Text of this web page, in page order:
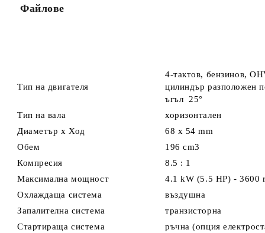
Файлове
Тип на двигателя
4-тактов, бензинов,
цилиндър разположен
ъгъл 25°
Тип на вала
хоризонтален
Диаметър х Ход
68 х 54 mm
Обем
196cm3
Компресия
8.5 : 1
Максимална мощност
4.1 kW (5.5 HP) - 3600
Охлаждаща система
въздушна
Запалителна система
транзисторна
Стартираща система
ръчна (опция